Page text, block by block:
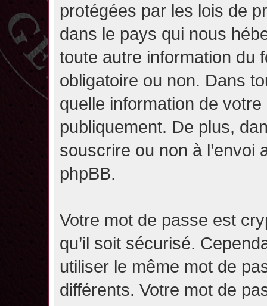
protégées par les lois de
dans le pays qui nous
toute autre information du
obligatoire ou non. Dans
quelle information de
publiquement. De plus,
souscrire ou non à l’envoi
phpBB.
Votre mot de passe est
qu’il soit sécurisé.
utiliser le même mot de
différents. Votre mot de